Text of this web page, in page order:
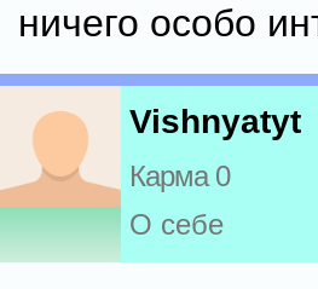
ничего особо
Vishnyatyt
Карма 0
О себе